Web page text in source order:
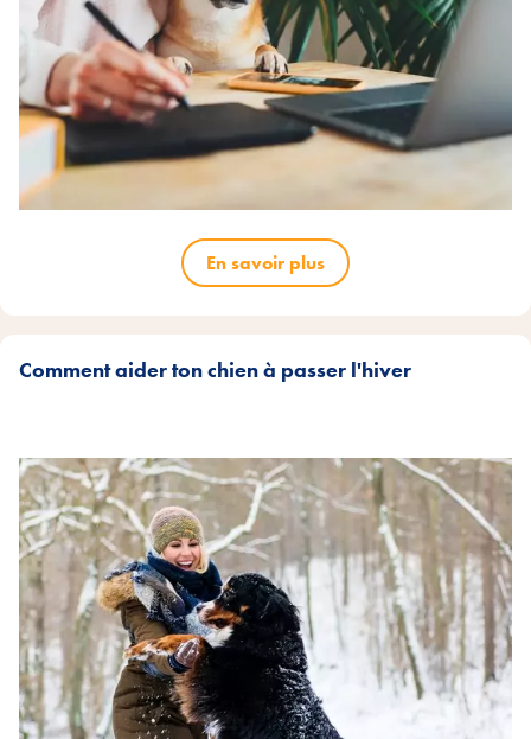
En savoir plus
Comment aider ton chien à passer l'hiver